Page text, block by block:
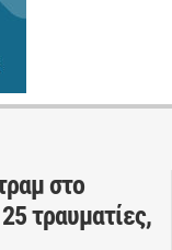
στο
τραυματίες,